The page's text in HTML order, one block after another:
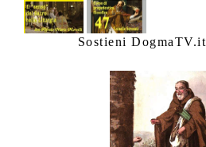
Sostieni DogmaTV.it